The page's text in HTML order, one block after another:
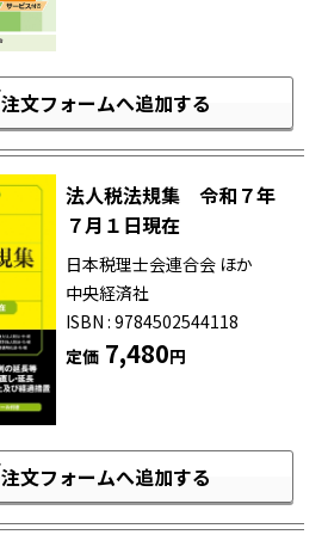
注文フォームへ追加する
法人税法規集 令和７年
７月１日現在
日本税理士会連合会 ほか
中央経済社
ISBN : 9784502544118
定価7,480円
注文フォームへ追加する